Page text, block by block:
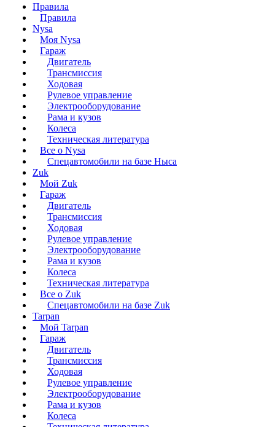
Правила
Правила
Nysa
Моя Nysa
Гараж
Двигатель
Трансмиссия
Ходовая
Рулевое управление
Электрооборудование
Рама и кузов
Колеса
Техническая литература
Все о Nysa
Спецавтомобили на базе Ныса
Zuk
Мой Zuk
Гараж
Двигатель
Трансмиссия
Ходовая
Рулевое управление
Электрооборудование
Рама и кузов
Колеса
Техническая литература
Все о Zuk
Спецавтомобили на базе Zuk
Tarpan
Мой Tarpan
Гараж
Двигатель
Трансмиссия
Ходовая
Рулевое управление
Электрооборудование
Рама и кузов
Колеса